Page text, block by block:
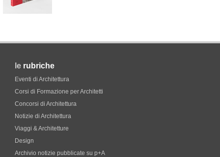
le rubriche
Eventi di Architettura
Corsi di Formazione per Architetti
Concorsi di Architettura
Notizie di Architettura
Viaggi & Architetture
Design
Archivio notizie pubblicate su p+A